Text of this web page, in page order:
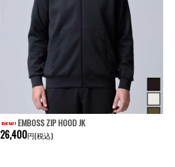
EMBOSS ZIP HOOD JK
26,400円(税込)